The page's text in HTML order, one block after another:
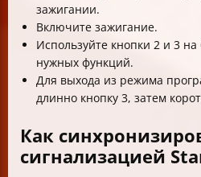
зажигании.
Включите зажигание.
Используйте кнопки 2 и 3
нужных функций.
Для выхода из режима
длинно кнопку 3, затем
Как
сигнализацией